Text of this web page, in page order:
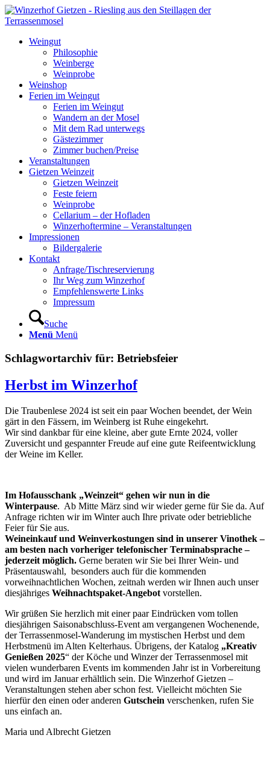
Weingut
Philosophie
Weinberge
Weinprobe
Weinshop
Ferien im Weingut
Ferien im Weingut
Wandern an der Mosel
Mit dem Rad unterwegs
Gästezimmer
Zimmer buchen/Preise
Veranstaltungen
Gietzen Weinzeit
Gietzen Weinzeit
Feste feiern
Weinprobe
Cellarium – der Hofladen
Winzerhoftermine – Veranstaltungen
Impressionen
Bildergalerie
Kontakt
Anfrage/Tischreservierung
Ihr Weg zum Winzerhof
Empfehlenswerte Links
Impressum
Suche
Menü Menü
Schlagwortarchiv für: Betriebsfeier
Herbst im Winzerhof
Die Traubenlese 2024 ist seit ein paar Wochen beendet, der Wein
gärt in den Fässern, im Weinberg ist Ruhe eingekehrt.
Wir sind dankbar für eine kleine, aber gute Ernte 2024, voller
Zuversicht und gespannter Freude auf eine gute Reifeentwicklung
der Weine im Keller.
Im Hofausschank „Weinzeit“ gehen wir nun in die
Winterpause. Ab Mitte März sind wir wieder gerne für Sie da. Auf
Anfrage richten wir im Winter auch Ihre private oder betriebliche
Feier für Sie aus.
Weineinkauf und Weinverkostungen sind in unserer Vinothek –
am besten nach vorheriger telefonischer Terminabsprache –
jederzeit möglich. Gerne beraten wir Sie bei Ihrer Wein- und
Präsentauswahl, besonders auch für die kommenden
vorweihnachtlichen Wochen, zeitnah werden wir Ihnen auch unser
diesjähriges Weihnachtspaket-Angebot vorstellen.
Wir grüßen Sie herzlich mit einer paar Eindrücken vom tollen
diesjährigen Saisonabschluss-Event am vergangenen Wochenende,
der Terrassenmosel-Wanderung im mystischen Herbst und dem
Herbstmenü im Alten Kelterhaus. Übrigens, der Katalog „Kreativ
Genießen 2025“ der Köche und Winzer der Terrassenmosel mit
vielen wunderbaren Events im kommenden Jahr ist in Vorbereitung
und wird im Januar erhältlich sein. Die Winzerhof Gietzen –
Veranstaltungen stehen aber schon fest. Vielleicht möchten Sie
hierfür den einen oder anderen Gutschein verschenken, rufen Sie
uns einfach an.
Maria und Albrecht Gietzen